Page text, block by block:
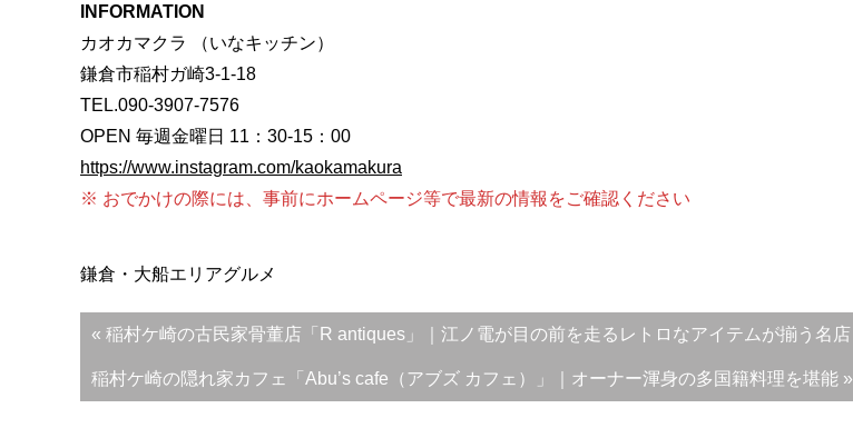
INFORMATION
カオカマクラ （いなキッチン）
鎌倉市稲村ガ崎3-1-18
TEL.090-3907-7576
OPEN 毎週金曜日 11：30‐15：00
https://www.instagram.com/kaokamakura
※ おでかけの際には、事前にホームページ等で最新の情報をご確認ください
鎌倉・大船エリアグルメ
ナ
« 稲村ケ崎の古民家骨董店「R antiques」｜江ノ電が目の前を走るレトロなアイテムが揃う名店
稲村ケ崎の隠れ家カフェ「Abu’s cafe（アブズ カフェ）」｜オーナー渾身の多国籍料理を堪能 »